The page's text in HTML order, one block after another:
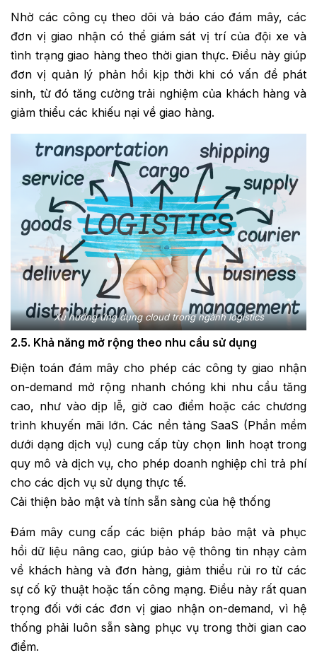
Nhờ các công cụ theo dõi và báo cáo đám mây, các
đơn vị giao nhận có thể giám sát vị trí của đội xe và
tình trạng giao hàng theo thời gian thực. Điều này giúp
đơn vị quản lý phản hồi kịp thời khi có vấn đề phát
sinh, từ đó tăng cường trải nghiệm của khách hàng và
giảm thiểu các khiếu nại về giao hàng.
Xu hướng ứng dụng cloud trong ngành logistics
2.5. Khả năng mở rộng theo nhu cầu sử dụng
Điện toán đám mây cho phép các công ty giao nhận
on-demand mở rộng nhanh chóng khi nhu cầu tăng
cao, như vào dịp lễ, giờ cao điểm hoặc các chương
trình khuyến mãi lớn. Các nền tảng SaaS (Phần mềm
dưới dạng dịch vụ) cung cấp tùy chọn linh hoạt trong
quy mô và dịch vụ, cho phép doanh nghiệp chỉ trả phí
cho các dịch vụ sử dụng thực tế.
Cải thiện bảo mật và tính sẵn sàng của hệ thống
Đám mây cung cấp các biện pháp bảo mật và phục
hồi dữ liệu nâng cao, giúp bảo vệ thông tin nhạy cảm
về khách hàng và đơn hàng, giảm thiểu rủi ro từ các
sự cố kỹ thuật hoặc tấn công mạng. Điều này rất quan
trọng đối với các đơn vị giao nhận on-demand, vì hệ
thống phải luôn sẵn sàng phục vụ trong thời gian cao
điểm.